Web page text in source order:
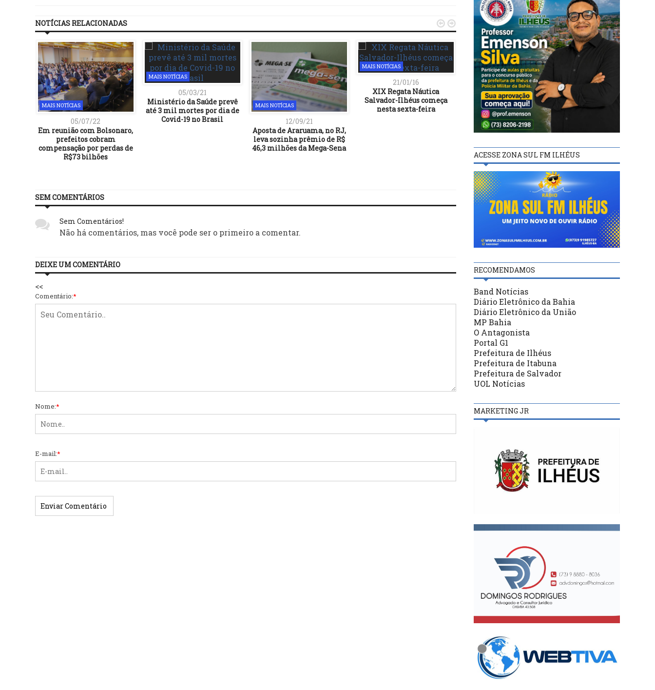
NOTÍCIAS RELACIONADAS
MAIS NOTÍCIAS
05/07/22
Em reunião com Bolsonaro,
prefeitos cobram
compensação por perdas de
R$73 bilhões
MAIS NOTÍCIAS
05/03/21
Ministério da Saúde prevê
até 3 mil mortes por dia de
Covid-19 no Brasil
MAIS NOTÍCIAS
12/09/21
Aposta de Araruama, no RJ,
leva sozinha prêmio de R$
46,3 milhões da Mega-Sena
MAIS NOTÍCIAS
21/01/16
XIX Regata Náutica
Salvador-Ilhéus começa
nesta sexta-feira
MAIS NOTÍCIAS
21/08/17
EDITAL DE CONVOCAÇÃO –
RADIALISTAS DE ILHÉUS
MAIS NOTÍCIAS
COMISSÃO
MANTEVE AUDIÊNCIA.
ESTÃO SUSPENSOS!
 
SEM COMENTÁRIOS
Sem Comentários!
Não há comentários, mas você pode ser o primeiro a comentar.
DEIXE UM COMENTÁRIO
<<
Comentário:*
Nome:*
E-mail:*
ACESSE ZONA SUL FM ILHÉUS
RECOMENDAMOS
Band Notícias
Diário Eletrônico da Bahia
Diário Eletrônico da União
MP Bahia
O Antagonista
Portal G1
Prefeitura de Ilhéus
Prefeitura de Itabuna
Prefeitura de Salvador
UOL Notícias
MARKETING JR